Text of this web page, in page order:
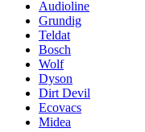
Audioline
Grundig
Teldat
Bosch
Wolf
Dyson
Dirt Devil
Ecovacs
Midea